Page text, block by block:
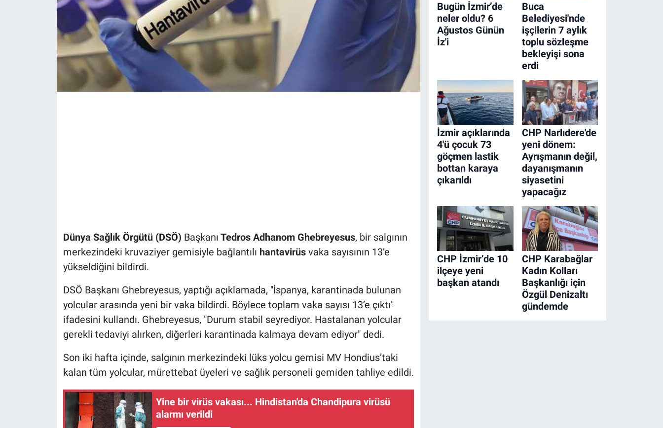
Dünya Sağlık Örgütü (DSÖ) Başkanı Tedros Adhanom Ghebreyesus, bir salgının
merkezindeki kruvaziyer gemisiyle bağlantılı hantavirüs vaka sayısının 13’e
yükseldiğini bildirdi.
DSÖ Başkanı Ghebreyesus, yaptığı açıklamada, "İspanya, karantinada bulunan
yolcular arasında yeni bir vaka bildirdi. Böylece toplam vaka sayısı 13’e çıktı"
ifadesini kullandı. Ghebreyesus, "Durum stabil seyrediyor. Hastalanan yolcular
gerekli tedaviyi alırken, diğerleri karantinada kalmaya devam ediyor" dedi.
Son iki hafta içinde, salgının merkezindeki lüks yolcu gemisi MV Hondius’taki
kalan tüm yolcular, mürettebat üyeleri ve sağlık personeli gemiden tahliye edildi.
Yine bir virüs vakası... Hindistan'da Chandipura virüsü
alarmı verildi
Bugün İzmir’de
neler oldu? 6
Ağustos Günün
İz'i
Buca
Belediyesi'nde
işçilerin 7 aylık
toplu sözleşme
bekleyişi sona
erdi
İzmir açıklarında
4'ü çocuk 73
göçmen lastik
bottan karaya
çıkarıldı
CHP Narlıdere'de
yeni dönem:
Ayrışmanın değil,
dayanışmanın
siyasetini
yapacağız
CHP İzmir’de 10
ilçeye yeni
başkan atandı
CHP Karabağlar
Kadın Kolları
Başkanlığı için
Özgül Denizaltı
gündemde